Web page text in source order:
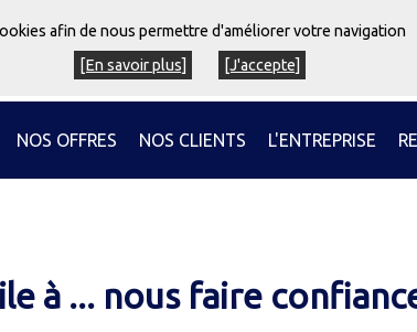
NOS OFFRES NOS CLIENTS L'ENTREPRISE
à ... nous faire
afin de nous permettre d'améliorer votre navigation
[En savoir plus]
[J'accepte]